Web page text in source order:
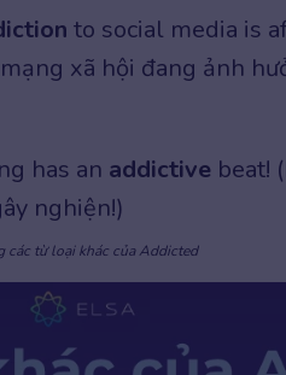
to social media is
xã hội đang ảnh
has an addictive beat!
nghiện!)
các từ loại khác của Addicted